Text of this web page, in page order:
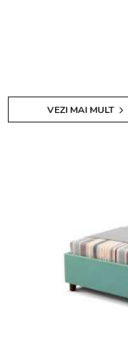
VEZI MAI MULT